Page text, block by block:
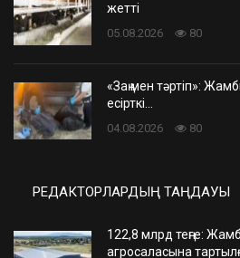
жетті
05.08.2026 80
«Заң мен тәртіп»:
есірткі…
04.08.2026 80
РЕДАКТОРЛАРДЫҢ ТАҢДАУЫ
122,8 млрд теңге:
агросаласына